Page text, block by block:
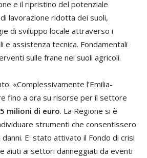
e il ripristino del potenziale
lavorazione ridotta dei suoli,
di sviluppo locale attraverso i
e assistenza tecnica. Fondamentali
sulle frane nei suoli agricoli.
«Complessivamente l’Emilia-
fino a ora su risorse per il settore
milioni di euro. La Regione si è
strumenti che consentissero
E' stato attivato il Fondo di crisi
aiuti ai settori danneggiati da eventi